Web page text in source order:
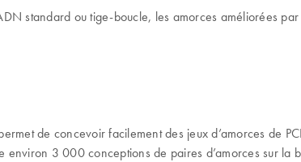
standard ou tige-boucle, les amorces améliorées
de concevoir facilement des jeux d’amorces de
3 000 conceptions de paires d’amorces sur